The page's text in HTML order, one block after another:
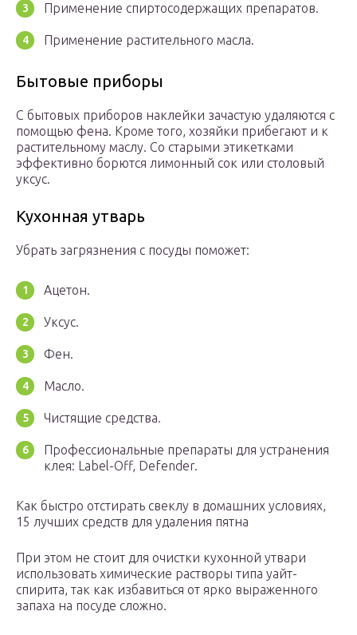
Применение спиртосодержащих препаратов.
Применение растительного масла.
Бытовые приборы
С бытовых приборов наклейки зачастую удаляются с
помощью фена. Кроме того, хозяйки прибегают и к
растительному маслу. Со старыми этикетками
эффективно борются лимонный сок или столовый
уксус.
Кухонная утварь
Убрать загрязнения с посуды поможет:
Ацетон.
Уксус.
Фен.
Масло.
Чистящие средства.
Профессиональные препараты для устранения
клея: Label-Off, Defender.
Как быстро отстирать свеклу в домашних условиях,
15 лучших средств для удаления пятна
При этом не стоит для очистки кухонной утвари
использовать химические растворы типа уайт-
спирита, так как избавиться от ярко выраженного
запаха на посуде сложно.